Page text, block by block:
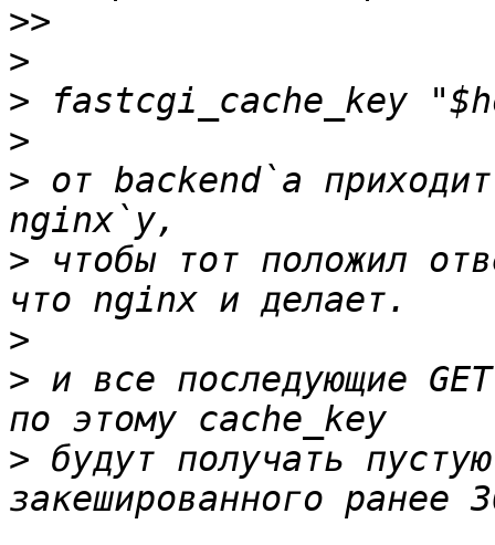
>>
>
>
>
> от backend`а
> чтобы тот положил
>
> и все последующие
> будут получать